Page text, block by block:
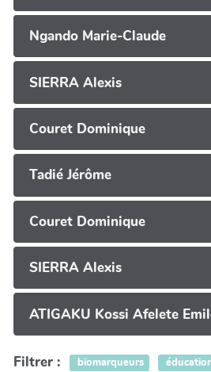
Ngando Marie-Claude
SIERRA Alexis
Couret Dominique
Tadié Jérôme
Couret Dominique
SIERRA Alexis
ATIGAKU Kossi Afelete
Filtrer : biomarqueurs